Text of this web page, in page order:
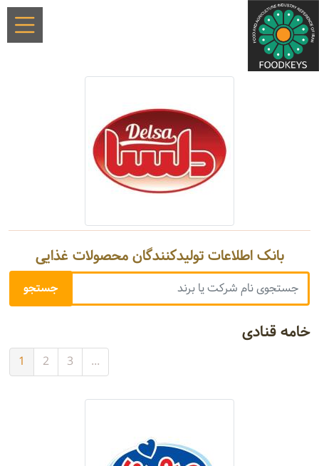
بانک اطلاعات تولیدکنندگان محصولات غذایی
خامه قنادی
1 2 3 ...